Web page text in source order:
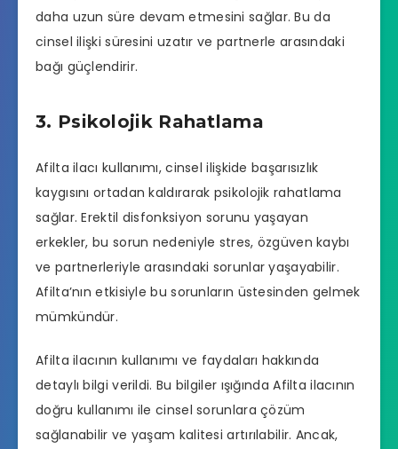
daha uzun süre devam etmesini sağlar. Bu da
cinsel ilişki süresini uzatır ve partnerle arasındaki
bağı güçlendirir.
3. Psikolojik Rahatlama
Afilta ilacı kullanımı, cinsel ilişkide başarısızlık
kaygısını ortadan kaldırarak psikolojik rahatlama
sağlar. Erektil disfonksiyon sorunu yaşayan
erkekler, bu sorun nedeniyle stres, özgüven kaybı
ve partnerleriyle arasındaki sorunlar yaşayabilir.
Afilta’nın etkisiyle bu sorunların üstesinden gelmek
mümkündür.
Afilta ilacının kullanımı ve faydaları hakkında
detaylı bilgi verildi. Bu bilgiler ışığında Afilta ilacının
doğru kullanımı ile cinsel sorunlara çözüm
sağlanabilir ve yaşam kalitesi artırılabilir. Ancak,